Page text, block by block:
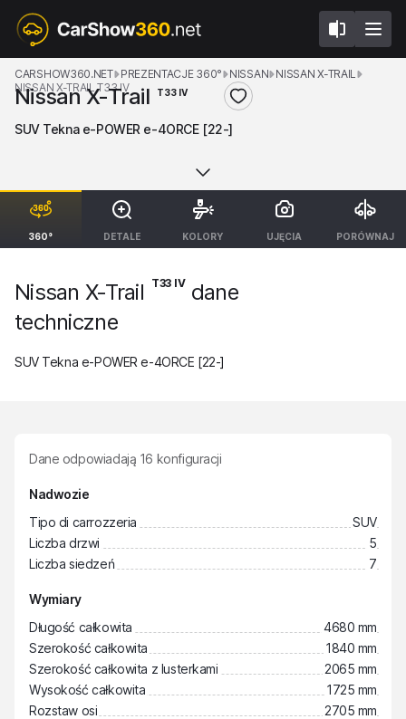
360° DETALE KOLORY UJĘCIA PORÓWNAJ
CARSHOW360.NET PREZENTACJE 360° NISSAN NISSAN X-TRAIL
NISSAN X-TRAIL T33 IV
Nissan X-Trail T33 IV
SUV Tekna e-POWER e-4ORCE [22-]
Nissan X-Trail T33 IV dane
techniczne
SUV Tekna e-POWER e-4ORCE [22-]
Dane odpowiadają 16 konfiguracji
Nadwozie
Tipo di carrozzeria
SUV
Liczba drzwi
5
Liczba siedzeń
7
Wymiary
Długość całkowita
4680 mm
Szerokość całkowita
1840 mm
Szerokość całkowita z lusterkami
2065 mm
Wysokość całkowita
1725 mm
Rozstaw osi
2705 mm